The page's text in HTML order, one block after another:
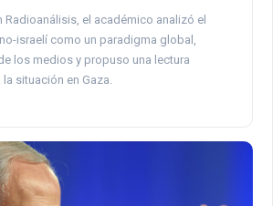
Radioanálisis, el académico analizó el
israelí como un paradigma global,
los medios y propuso una lectura
situación en Gaza.